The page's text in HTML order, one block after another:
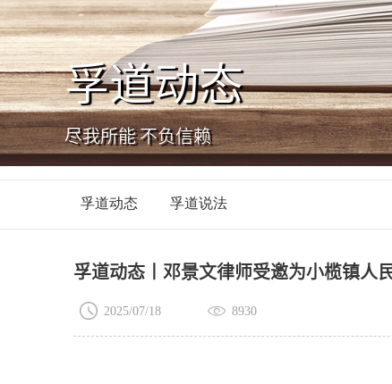
孚道动态
尽我所能 不负信赖
孚道动态 孚道说法
孚道动态丨邓景文律师受邀为小榄镇人
2025/07/18 8930